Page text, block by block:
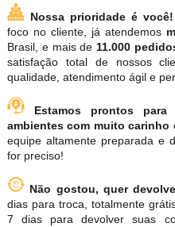
Nossa prioridade é você!
foco no cliente, já atendemos
Brasil, e mais de11.000
satisfação total de nossos
qualidade, atendimento ágil e
Estamos prontos para
ambientes com muito carinho
equipe altamente preparada e
for preciso!
Não gostou, quer
dias para troca, totalmente
7 dias para devolver suas